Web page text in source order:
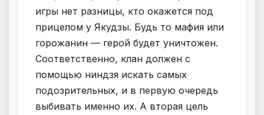
игры нет разницы, кто окажется под
прицелом у Якудзы. Будь то мафия или
горожанин — герой будет уничтожен.
Соответственно, клан должен с
помощью ниндзя искать самых
подозрительных, и в первую очередь
выбивать именно их. А вторая цель